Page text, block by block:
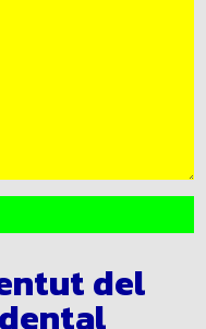
del